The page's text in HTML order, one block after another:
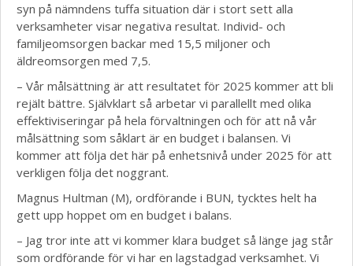
syn på nämndens tuffa situation där i stort sett alla
verksamheter visar negativa resultat. Individ- och
familjeomsorgen backar med 15,5 miljoner och
äldreomsorgen med 7,5.
– Vår målsättning är att resultatet för 2025 kommer att bli
rejält bättre. Självklart så arbetar vi parallellt med olika
effektiviseringar på hela förvaltningen och för att nå vår
målsättning som såklart är en budget i balansen. Vi
kommer att följa det här på enhetsnivå under 2025 för att
verkligen följa det noggrant.
Magnus Hultman (M), ordförande i BUN, tycktes helt ha
gett upp hoppet om en budget i balans.
– Jag tror inte att vi kommer klara budget så länge jag står
som ordförande för vi har en lagstadgad verksamhet. Vi